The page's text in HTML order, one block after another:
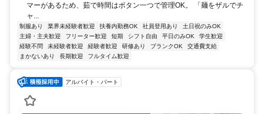
マーがあるため、茹で時間はボタン一つで管理OK。 「麺をザルでチ
ャ...
制服あり 業界未経験者歓迎 扶養内勤務OK 社員登用あり
土日祝のみOK
主婦・主夫歓迎
フリーター歓迎 短期 シフト自由 平日のみOK
学生歓迎
経験不問
未経験者歓迎 経験者歓迎 研修あり ブランクOK
交通費支給
まかないあり
長期歓迎 フルタイム歓迎
アルバイト・パート